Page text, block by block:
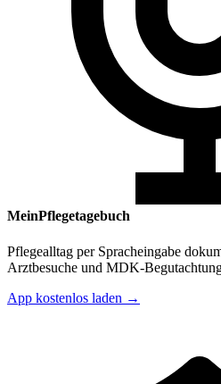
MeinPflegetagebuch
Pflegealltag per Spracheingabe
Arztbesuche und MDK-
App kostenlos laden →